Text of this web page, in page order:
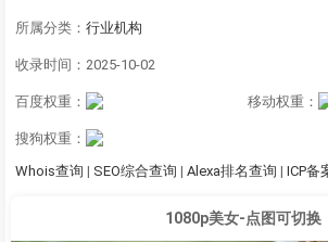
所属分类： 行业机构
收录时间：2025-10-02
百度权重： 移动权重：
搜狗权重：
Whois查询 | SEO综合查询 | Alexa排名查询 | ICP备
1080p美女-点图可切换